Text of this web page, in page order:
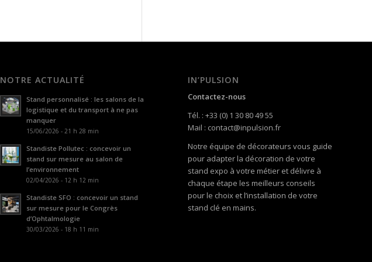
NOTRE ACTUALITÉ
Stand personnalisé : les salons de la
logistique et du transport à ne pas
manquer
15/06/2026 - 21 h 28 min
Standiste Pollutec : concevoir un
stand sur mesure au salon de
l’environnement
02/04/2026 - 12 h 12 min
Standiste SFO : concevoir un stand
sur mesure pour le Congrès
d’Ophtalmologie
30/03/2026 - 18 h 11 min
IN’PULSION
Contactez-nous
Tél. : +33 (0) 1 30 80 49 55
Mail : contact@inpulsion.fr
Notre équipe de décorateurs vous guide
pour adapter la décoration de votre
stand expo à votre métier et délivre à
chaque étape les meilleurs conseils
pour le choix et l’installation de votre
stand clé en mains.